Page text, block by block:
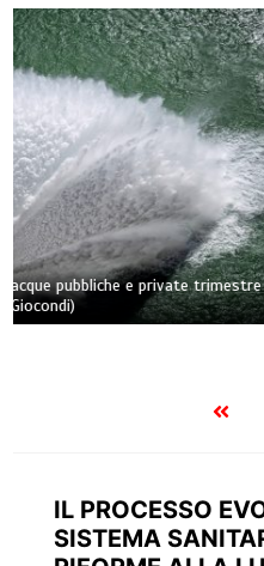
Caducazione della confisca
rinnovabilità della misura.
aprile 2026, ud. 19 marzo
Fortunato)
IL PROCESSO
SISTEMA